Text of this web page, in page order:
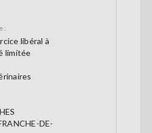
:
libéral à
limitée
DE-